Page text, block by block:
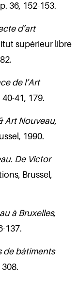
36, 152-153.
d’art
supérieur libre
de l’Art
41, 179.
Art Nouveau,
1990.
De Victor
Brussel,
à Bruxelles,
137.
de bâtiments